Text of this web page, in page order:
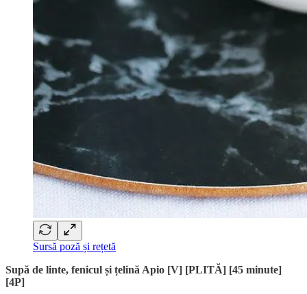
Sursă poză și rețetă
Supă de linte, fenicul și țelină Apio [V] [PLITĂ] [45 minute]
[4P]